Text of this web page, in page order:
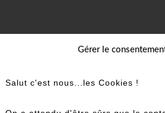
Gérer le
Salut c'est nous...les Cookies !